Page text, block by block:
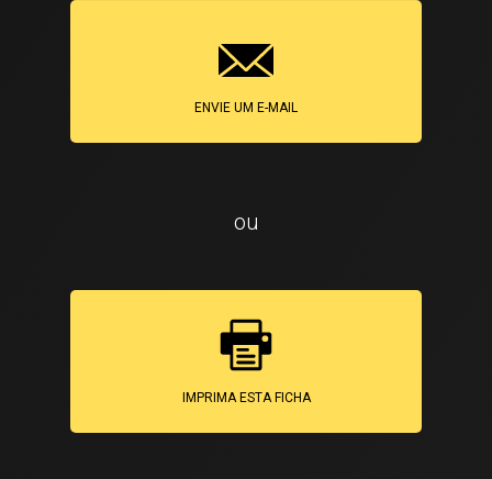
ENVIE UM E-MAIL
ou
IMPRIMA ESTA FICHA